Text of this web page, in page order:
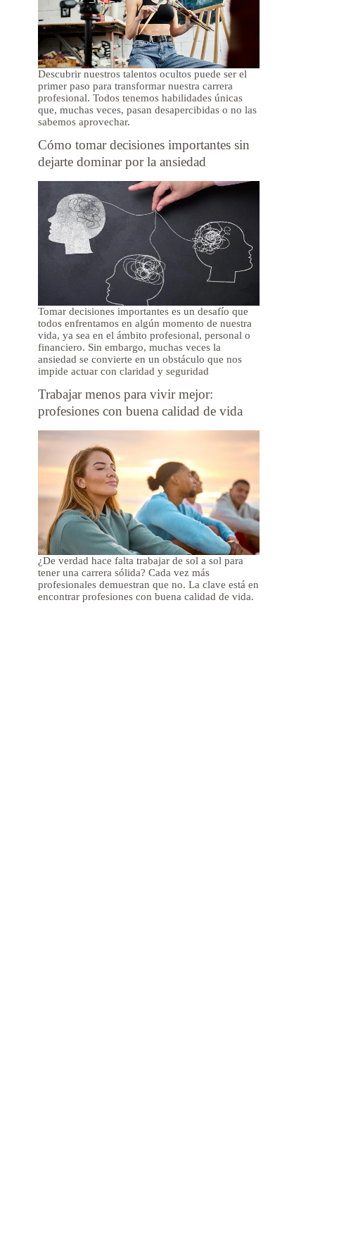
Descubrir nuestros talentos ocultos puede ser el
primer paso para transformar nuestra carrera
profesional. Todos tenemos habilidades únicas
que, muchas veces, pasan desapercibidas o no las
sabemos aprovechar.
Cómo tomar decisiones importantes sin
dejarte dominar por la ansiedad
Tomar decisiones importantes es un desafío que
todos enfrentamos en algún momento de nuestra
vida, ya sea en el ámbito profesional, personal o
financiero. Sin embargo, muchas veces la
ansiedad se convierte en un obstáculo que nos
impide actuar con claridad y seguridad
Trabajar menos para vivir mejor:
profesiones con buena calidad de vida
¿De verdad hace falta trabajar de sol a sol para
tener una carrera sólida? Cada vez más
profesionales demuestran que no. La clave está en
encontrar profesiones con buena calidad de vida.